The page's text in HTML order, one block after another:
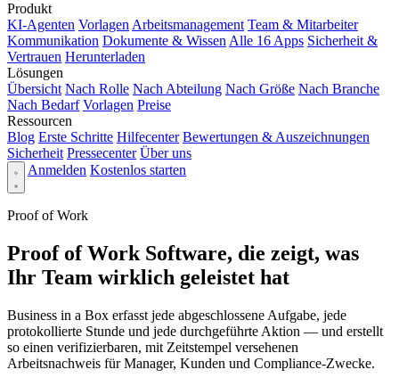
Produkt
KI-Agenten Vorlagen Arbeitsmanagement Team & Mitarbeiter
Kommunikation Dokumente & Wissen Alle 16 Apps Sicherheit &
Vertrauen Herunterladen
Lösungen
Übersicht Nach Rolle Nach Abteilung Nach Größe Nach Branche
Nach Bedarf Vorlagen Preise
Ressourcen
Blog Erste Schritte Hilfecenter Bewertungen & Auszeichnungen
Sicherheit Pressecenter Über uns
Anmelden Kostenlos starten
Proof of Work
Proof of Work Software, die zeigt, was
Ihr Team wirklich geleistet hat
Business in a Box erfasst jede abgeschlossene Aufgabe, jede
protokollierte Stunde und jede durchgeführte Aktion — und erstellt
so einen verifizierbaren, mit Zeitstempel versehenen
Arbeitsnachweis für Manager, Kunden und Compliance-Zwecke.